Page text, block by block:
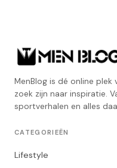
MenBlog is dé online
zoek zijn naar inspiratie.
sportverhalen en alles
CATEGORIEËN
Lifestyle